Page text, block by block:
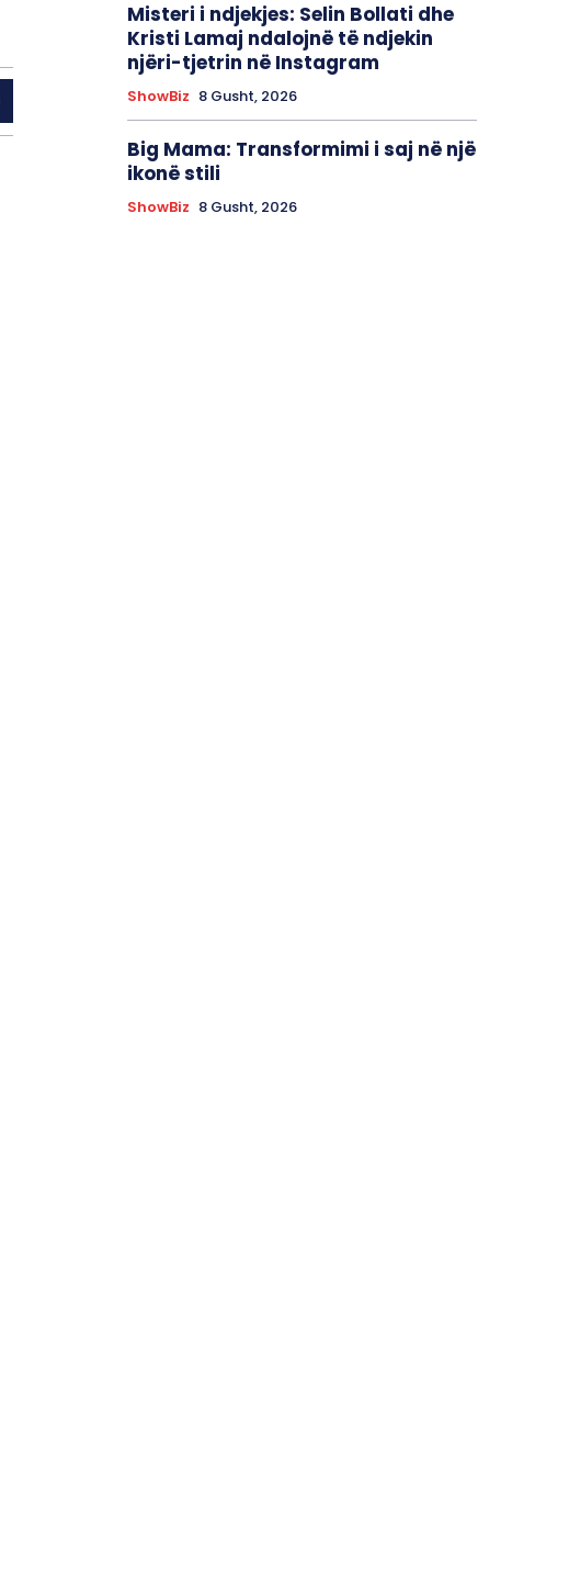
Misteri i ndjekjes: Selin Bollati dhe
Kristi Lamaj ndalojnë të ndjekin
njëri-tjetrin në Instagram
ShowBiz 8 Gusht, 2026
Big Mama: Transformimi i saj në një
ikonë stili
ShowBiz 8 Gusht, 2026